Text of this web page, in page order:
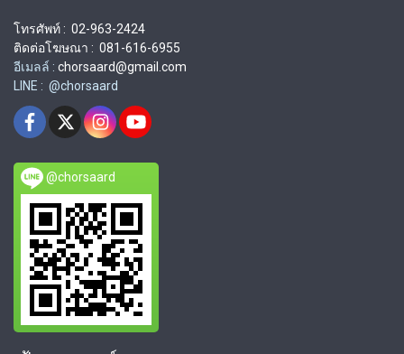
โทรศัพท์ : 02-963-2424
ติดต่อโฆษณา : 081-616-6955
อีเมลล์ : chorsaard@gmail.com
LINE : @chorsaard
@chorsaard